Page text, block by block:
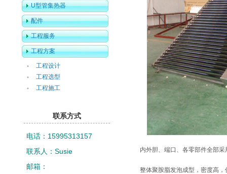
U型管集热器
配件
工程服务
工程方案
工程设计
工程选型
工程施工
联系方式
电话：15995313157
联系人：Susie
邮箱：
内外胆、端口、各零部件全部
整体聚胺脂发泡成型，密度高